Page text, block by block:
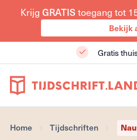
Krijg GRATIStoegang tot
Bekijk
Gratis
Home Tijdschriften